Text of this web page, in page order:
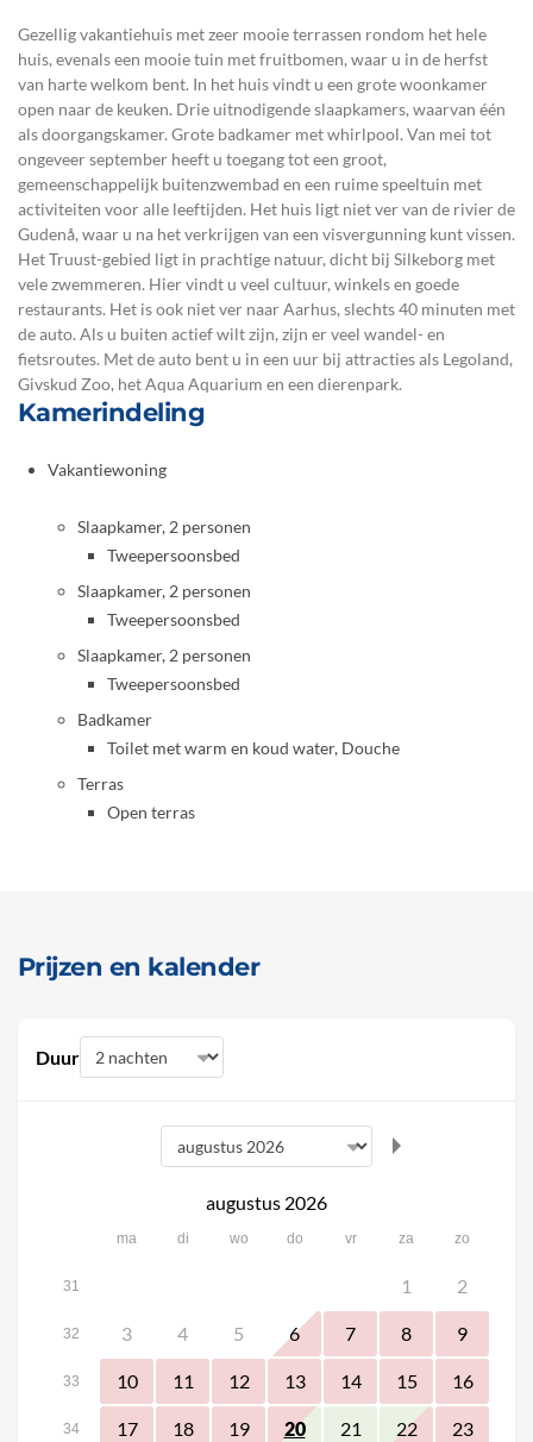
Gezellig vakantiehuis met zeer mooie terrassen rondom het hele
huis, evenals een mooie tuin met fruitbomen, waar u in de herfst
van harte welkom bent. In het huis vindt u een grote woonkamer
open naar de keuken. Drie uitnodigende slaapkamers, waarvan één
als doorgangskamer. Grote badkamer met whirlpool. Van mei tot
ongeveer september heeft u toegang tot een groot,
gemeenschappelijk buitenzwembad en een ruime speeltuin met
activiteiten voor alle leeftijden. Het huis ligt niet ver van de rivier de
Gudenå, waar u na het verkrijgen van een visvergunning kunt vissen.
Het Truust-gebied ligt in prachtige natuur, dicht bij Silkeborg met
vele zwemmeren. Hier vindt u veel cultuur, winkels en goede
restaurants. Het is ook niet ver naar Aarhus, slechts 40 minuten met
de auto. Als u buiten actief wilt zijn, zijn er veel wandel- en
fietsroutes. Met de auto bent u in een uur bij attracties als Legoland,
Givskud Zoo, het Aqua Aquarium en een dierenpark.
Kamerindeling
Vakantiewoning
Slaapkamer, 2 personen
Tweepersoonsbed
Slaapkamer, 2 personen
Tweepersoonsbed
Slaapkamer, 2 personen
Tweepersoonsbed
Badkamer
Toilet met warm en koud water, Douche
Terras
Open terras
Prijzen en kalender
Duur
augustus 2026
ma di wo do vr za zo
31 1 2
32 3 4 5 6 7 8 9
33 10 11 12 13 14 15 16
34 17 18 19 20 21 22 23